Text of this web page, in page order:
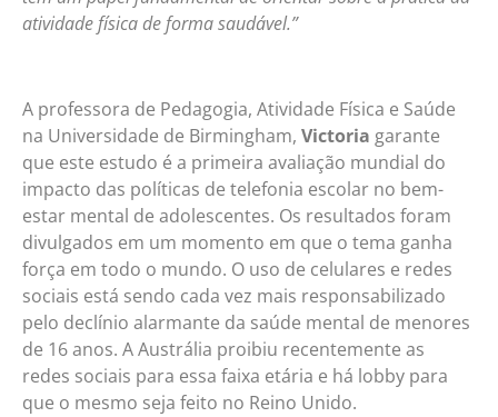
atividade física de forma saudável.”
A professora de Pedagogia, Atividade Física e Saúde
na Universidade de Birmingham, Victoria garante
que este estudo é a primeira avaliação mundial do
impacto das políticas de telefonia escolar no bem-
estar mental de adolescentes. Os resultados foram
divulgados em um momento em que o tema ganha
força em todo o mundo. O uso de celulares e redes
sociais está sendo cada vez mais responsabilizado
pelo declínio alarmante da saúde mental de menores
de 16 anos. A Austrália proibiu recentemente as
redes sociais para essa faixa etária e há lobby para
que o mesmo seja feito no Reino Unido.